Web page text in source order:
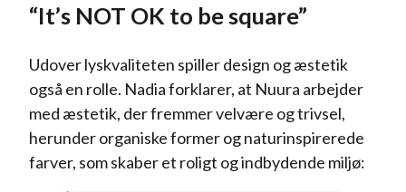
“It’s NOT OK to be square”
Udover lyskvaliteten spiller design og æstetik
også en rolle. Nadia forklarer, at Nuura arbejder
med æstetik, der fremmer velvære og trivsel,
herunder organiske former og naturinspirerede
farver, som skaber et roligt og indbydende miljø: